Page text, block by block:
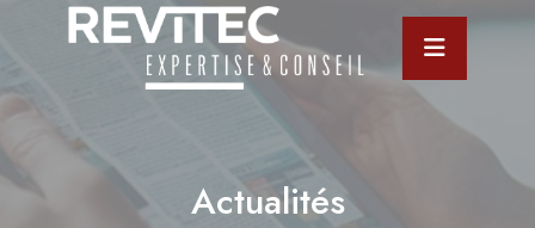
Actualités